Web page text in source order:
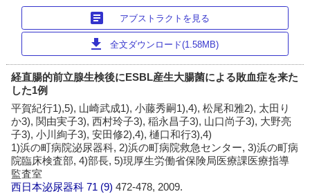
article アブストラクトを見る
download 全文ダウンロード(1.58MB)
経直腸的前立腺生検後にESBL産生大腸菌による敗血症を来た
した1例
平賀紀行1),5), 山崎武成1), 小藤秀嗣1),4), 松尾和雅2), 太田り
か3), 関由実子3), 西村玲子3), 稲永昌子3), 山口尚子3), 大野亮
子3), 小川絢子3), 安田修2),4), 樋口和行3),4)
1)浜の町病院泌尿器科, 2)浜の町病院救急センター, 3)浜の町病
院臨床検査部, 4)部長, 5)現厚生労働省保険局医療課医療指導
監査室
西日本泌尿器科 71 (9)472-478, 2009.